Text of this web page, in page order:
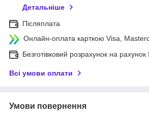
Детальніше
Післяплата
Онлайн-оплата карткою Visa,
Безготівковий розрахунок на рахунок
Всі умови оплати
Умови повернення